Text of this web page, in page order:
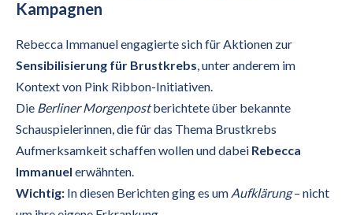
Kampagnen
Rebecca Immanuel engagierte sich für Aktionen zur
Sensibilisierung für Brustkrebs , unter anderem im
Kontext von Pink Ribbon-Initiativen.
Die Berliner Morgenpostberichtete über bekannte
Schauspielerinnen, die für das Thema Brustkrebs
Aufmerksamkeit schaffen wollen und dabei Rebecca
Immanuel erwähnten.
Wichtig: In diesen Berichten ging es um Aufklärung– nicht